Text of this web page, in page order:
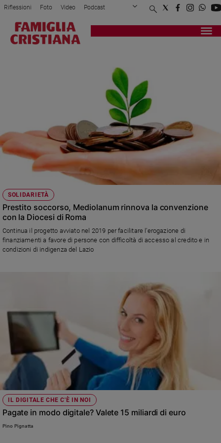
Attualità
Sport
Interviste
Papa
Chiesa
Chiesa
fede
Parola
del
giorno
Santo
giorno
Società
e
Riflessioni Foto Video Podcast
Privacy Policy Chi siamo
Registrati Redazione
SOLIDARIETÀ
Prestito soccorso, Mediolanum rinnova la convenzione
con la Diocesi di Roma
Continua il progetto avviato nel 2019 per facilitare l’erogazione di
finanziamenti a favore di persone con difficoltà di accesso al credito e in
condizioni di indigenza del Lazio
IL DIGITALE CHE C'È IN NOI
Pagate in modo digitale? Valete 15 miliardi di euro
Pino Pignatta